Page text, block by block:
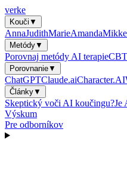
verke
Kouči ▼
AnnaJudithMarieAmanda
Metódy▼
Porovnaj metódy AI terapieCBT
Porovnanie▼
ChatGPTClaude.aiCharacter.AI
Články▼
Skeptický voči AI koučingu?Je
Výskum
Pre odborníkov